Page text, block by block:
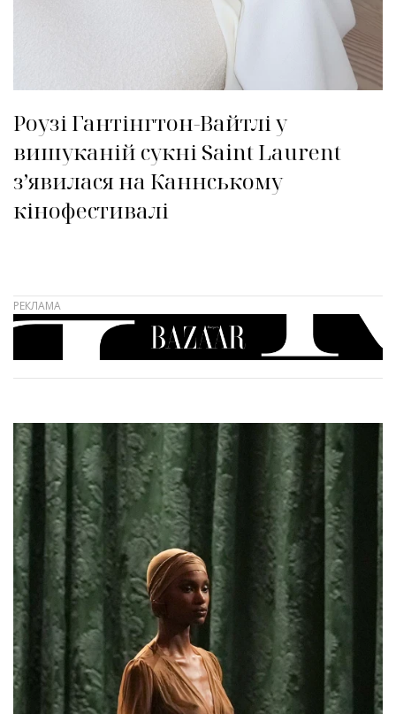
Роузі Гантінгтон-Вайтлі у
вишуканій сукні Saint Laurent
зʼявилася на Каннському
кінофестивалі